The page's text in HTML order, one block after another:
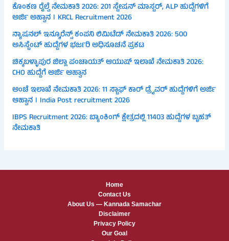
ಕೊಂಕಣ ರೈಲ್ವೆ ನೇಮಕಾತಿ 2026: 201 ಸ್ಟೇಷನ್ ಮಾಸ್ಟರ್, ALP ಹುದ್ದೆಗಳಿಗೆ
ಅರ್ಜಿ ಅಹ್ವಾನ । KRCL Recruitment 2026
ನ್ಯಾಷನಲ್ ಇನ್ಶೂರೆನ್ಸ್ ಕಂಪನಿ ಲಿಮಿಟೆಡ್ ನೇಮಕಾತಿ 2026: 500
ಅಸಿಸ್ಟೆಂಟ್ ಹುದ್ದೆಗಳ ಭರ್ಜರಿ ಅಧಿಸೂಚನೆ ಪ್ರಕಟ
ಚಿಕ್ಕಬಳ್ಳಾಪುರ ಜಿಲ್ಲಾ ಪಂಚಾಯತ್ ಆಯುಷ್ ಇಲಾಖೆ ನೇಮಕಾತಿ 2026:
CHO ಹುದ್ದೆಗೆ ಅರ್ಜಿ ಆಹ್ವಾನ
ಅಂಚೆ ಇಲಾಖೆ ನೇಮಕಾತಿ 2026: 11 ಸ್ಟಾಫ್ ಕಾರ್ ಡ್ರೈವರ್ ಹುದ್ದೆಗಳಿಗೆ ಅರ್ಜಿ
ಆಹ್ವಾನ । India Post recruitment 2026
IBPS Recruitment 2026: ಬ್ಯಾಂಕಿಂಗ್ ಕ್ಷೇತ್ರದಲ್ಲಿ 11403 ಹುದ್ದೆಗಳ ಬೃಹತ್
ನೇಮಕಾತಿ
Home
Contact Us
About Us — Kannada Samachar
Disclaimer
Privacy Policy
Our Goal